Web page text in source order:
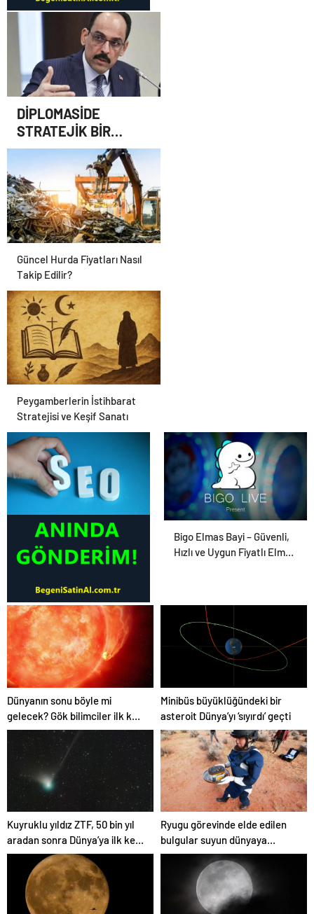
Beğeni Satın Al
DİPLOMASİDE
STRATEJİK BİR
KOORDİNATÖR NASIL
OLUNUR
Güncel Hurda Fiyatları Nasıl
Takip Edilir?
Peygamberlerin İstihbarat
Stratejisi ve Keşif Sanatı
Tanıtım Yazısı
Bigo Elmas Bayi – Güvenli,
Hızlı ve Uygun Fiyatlı Elmas
Beğeni Satın Al
Dünyanın sonu böyle mi
gelecek? Gök bilimciler ilk kez
sönen yıldızın gezegeni
yutmasına tanık oldu
Minibüs büyüklüğündeki bir
asteroit Dünya’yı ‘sıyırdı’ geçti
Kuyruklu yıldız ZTF, 50 bin yıl
aradan sonra Dünya’ya ilk kez
çok yaklaşacak
Ryugu görevinde elde edilen
bulgular suyun dünyaya
asteroitlerce getirilmiş
olabileceğini gösteriyor